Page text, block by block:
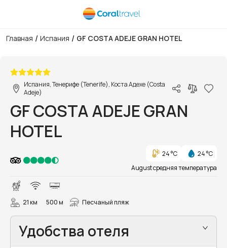
Главная / Испания / GF COSTA ADEJE GRAN HOTEL
Испания, Тенерифе (Tenerife), Коста Адехе (Costa
Adeje)
GF COSTA ADEJE GRAN
HOTEL
24 °C
24 °C
August средняя температура
21 км 500 м Песчаный пляж
Удобства отеля